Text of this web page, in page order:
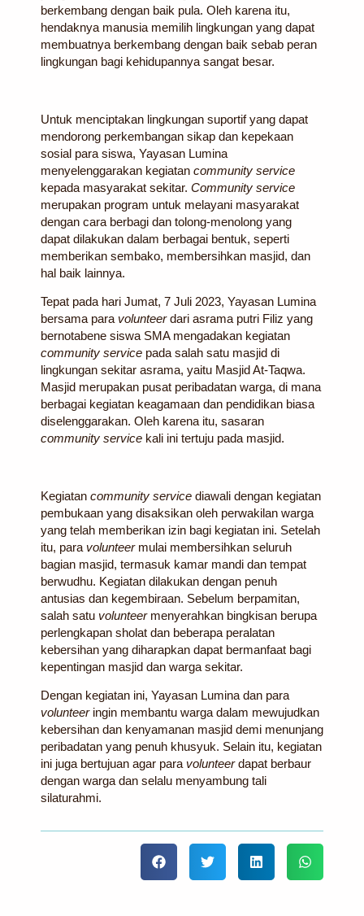
berkembang dengan baik pula. Oleh karena itu,
hendaknya manusia memilih lingkungan yang dapat
membuatnya berkembang dengan baik sebab peran
lingkungan bagi kehidupannya sangat besar.
Untuk menciptakan lingkungan suportif yang dapat
mendorong perkembangan sikap dan kepekaan
sosial para siswa, Yayasan Lumina
menyelenggarakan kegiatan community service
kepada masyarakat sekitar. Community service
merupakan program untuk melayani masyarakat
dengan cara berbagi dan tolong-menolong yang
dapat dilakukan dalam berbagai bentuk, seperti
memberikan sembako, membersihkan masjid, dan
hal baik lainnya.
Tepat pada hari Jumat, 7 Juli 2023, Yayasan Lumina
bersama para volunteerdari asrama putri Filiz yang
bernotabene siswa SMA mengadakan kegiatan
community service pada salah satu masjid di
lingkungan sekitar asrama, yaitu Masjid At-Taqwa.
Masjid merupakan pusat peribadatan warga, di mana
berbagai kegiatan keagamaan dan pendidikan biasa
diselenggarakan. Oleh karena itu, sasaran
community service kali ini tertuju pada masjid.
Kegiatan community service diawali dengan kegiatan
pembukaan yang disaksikan oleh perwakilan warga
yang telah memberikan izin bagi kegiatan ini. Setelah
itu, para volunteermulai membersihkan seluruh
bagian masjid, termasuk kamar mandi dan tempat
berwudhu. Kegiatan dilakukan dengan penuh
antusias dan kegembiraan. Sebelum berpamitan,
salah satu volunteer menyerahkan bingkisan berupa
perlengkapan sholat dan beberapa peralatan
kebersihan yang diharapkan dapat bermanfaat bagi
kepentingan masjid dan warga sekitar.
Dengan kegiatan ini, Yayasan Lumina dan para
volunteer ingin membantu warga dalam mewujudkan
kebersihan dan kenyamanan masjid demi menunjang
peribadatan yang penuh khusyuk. Selain itu, kegiatan
ini juga bertujuan agar para volunteerdapat berbaur
dengan warga dan selalu menyambung tali
silaturahmi.